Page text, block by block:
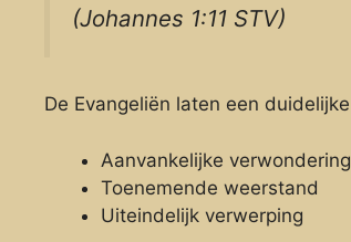
(Johannes 1:11 STV)
De Evangeliën laten een
Aanvankelijke verwondering
Toenemende weerstand
Uiteindelijk verwerping